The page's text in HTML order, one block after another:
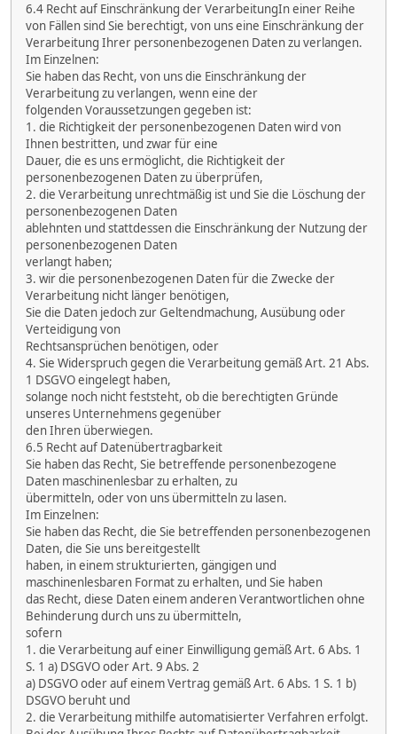
6.4 Recht auf Einschränkung der VerarbeitungIn einer Reihe
von Fällen sind Sie berechtigt, von uns eine Einschränkung der
Verarbeitung Ihrer personenbezogenen Daten zu verlangen.
Im Einzelnen:
Sie haben das Recht, von uns die Einschränkung der
Verarbeitung zu verlangen, wenn eine der
folgenden Voraussetzungen gegeben ist:
1. die Richtigkeit der personenbezogenen Daten wird von
Ihnen bestritten, und zwar für eine
Dauer, die es uns ermöglicht, die Richtigkeit der
personenbezogenen Daten zu überprüfen,
2. die Verarbeitung unrechtmäßig ist und Sie die Löschung der
personenbezogenen Daten
ablehnten und stattdessen die Einschränkung der Nutzung der
personenbezogenen Daten
verlangt haben;
3. wir die personenbezogenen Daten für die Zwecke der
Verarbeitung nicht länger benötigen,
Sie die Daten jedoch zur Geltendmachung, Ausübung oder
Verteidigung von
Rechtsansprüchen benötigen, oder
4. Sie Widerspruch gegen die Verarbeitung gemäß Art. 21 Abs.
1 DSGVO eingelegt haben,
solange noch nicht feststeht, ob die berechtigten Gründe
unseres Unternehmens gegenüber
den Ihren überwiegen.
6.5 Recht auf Datenübertragbarkeit
Sie haben das Recht, Sie betreffende personenbezogene
Daten maschinenlesbar zu erhalten, zu
übermitteln, oder von uns übermitteln zu lasen.
Im Einzelnen:
Sie haben das Recht, die Sie betreffenden personenbezogenen
Daten, die Sie uns bereitgestellt
haben, in einem strukturierten, gängigen und
maschinenlesbaren Format zu erhalten, und Sie haben
das Recht, diese Daten einem anderen Verantwortlichen ohne
Behinderung durch uns zu übermitteln,
sofern
1. die Verarbeitung auf einer Einwilligung gemäß Art. 6 Abs. 1
S. 1 a) DSGVO oder Art. 9 Abs. 2
a) DSGVO oder auf einem Vertrag gemäß Art. 6 Abs. 1 S. 1 b)
DSGVO beruht und
2. die Verarbeitung mithilfe automatisierter Verfahren erfolgt.